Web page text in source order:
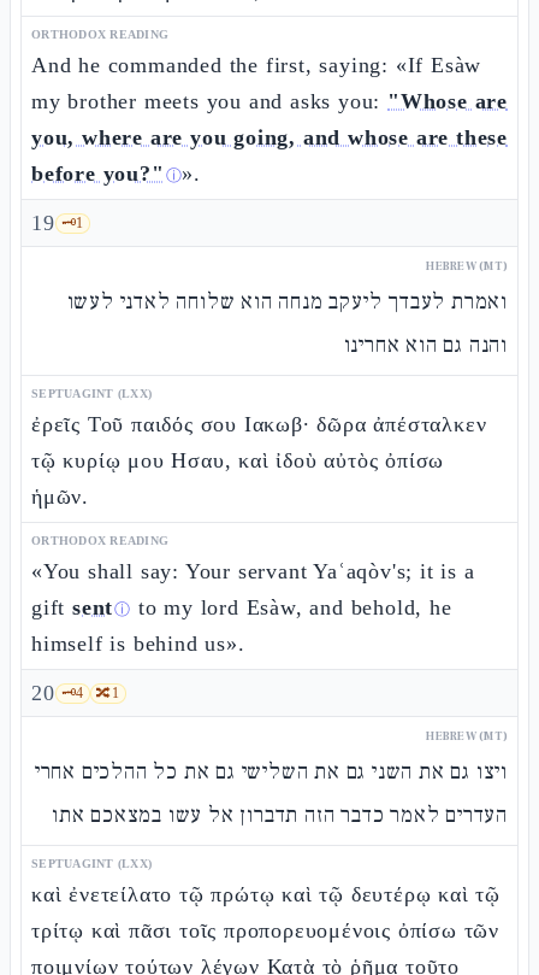
ORTHODOX READING
And he commanded the first, saying: «If Esàw
my brother meets you and asks you: "Whose are
you, where are you going, and whose are these
before you?" ⓘ».
19 🗝️1
HEBREW (MT)
ואמרת לעבדך ליעקב מנחה הוא שלוחה לאדני לעשו
והנה גם הוא אחרינו
SEPTUAGINT (LXX)
ἐρεῖς Τοῦ παιδός σου Ιακωβ· δῶρα ἀπέσταλκεν
τῷ κυρίῳ μου Ησαυ, καὶ ἰδοὺ αὐτὸς ὀπίσω
ἡμῶν.
ORTHODOX READING
«You shall say: Your servant Yaʿaqòv's; it is a
gift sentⓘ to my lord Esàw, and behold, he
himself is behind us».
20 🗝️4 🔀1
HEBREW (MT)
ויצו גם את השני גם את השלישי גם את כל ההלכים אחרי
העדרים לאמר כדבר הזה תדברון אל עשו במצאכם אתו
SEPTUAGINT (LXX)
καὶ ἐνετείλατο τῷ πρώτῳ καὶ τῷ δευτέρῳ καὶ τῷ
τρίτῳ καὶ πᾶσι τοῖς προπορευομένοις ὀπίσω τῶν
ποιμνίων τούτων λέγων Κατὰ τὸ ῥῆμα τοῦτο